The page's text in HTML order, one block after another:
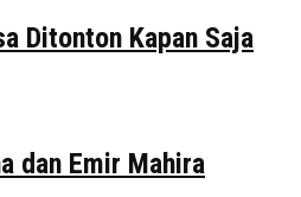
Ditonton Kapan Saja
dan Emir Mahira